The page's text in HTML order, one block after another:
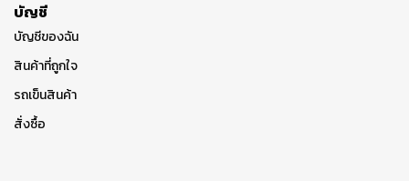
บัญชี
บัญชีของฉัน
สินค้าที่ถูกใจ
รถเข็นสินค้า
สั่งซื้อ